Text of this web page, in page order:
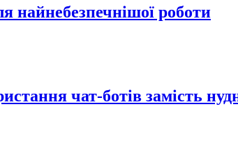
найнебезпечнішої роботи
чат-ботів замість